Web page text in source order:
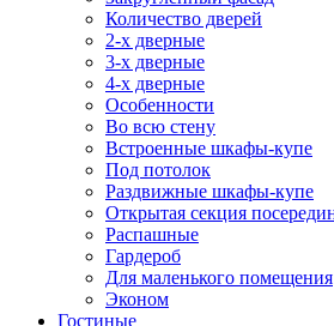
Количество дверей
2-х дверные
3-х дверные
4-х дверные
Особенности
Во всю стену
Встроенные шкафы-купе
Под потолок
Раздвижные шкафы-купе
Открытая секция
Распашные
Гардероб
Для маленького помещения
Эконом
Гостиные